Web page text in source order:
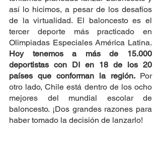
así lo hicimos, a pesar de los desafíos
de la virtualidad. El baloncesto es el
tercer deporte más practicado en
Hoy tenemos a más de 15.000
deportistas con DI en 18 de los 20
países que conforman la región. Por
otro lado, Chile está dentro de los ocho
mejores del mundial escolar de
baloncesto. ¡Dos grandes razones para
haber tomado la decisión de lanzarlo!